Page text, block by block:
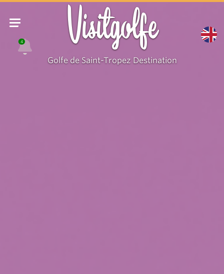
4 Visitgolfe
Golfe de Saint-Tropez Destination